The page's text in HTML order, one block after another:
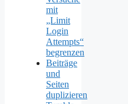
mit
„Limit
Login
Attempts“
begrenzen
Beiträge
und
Seiten
duplizieren